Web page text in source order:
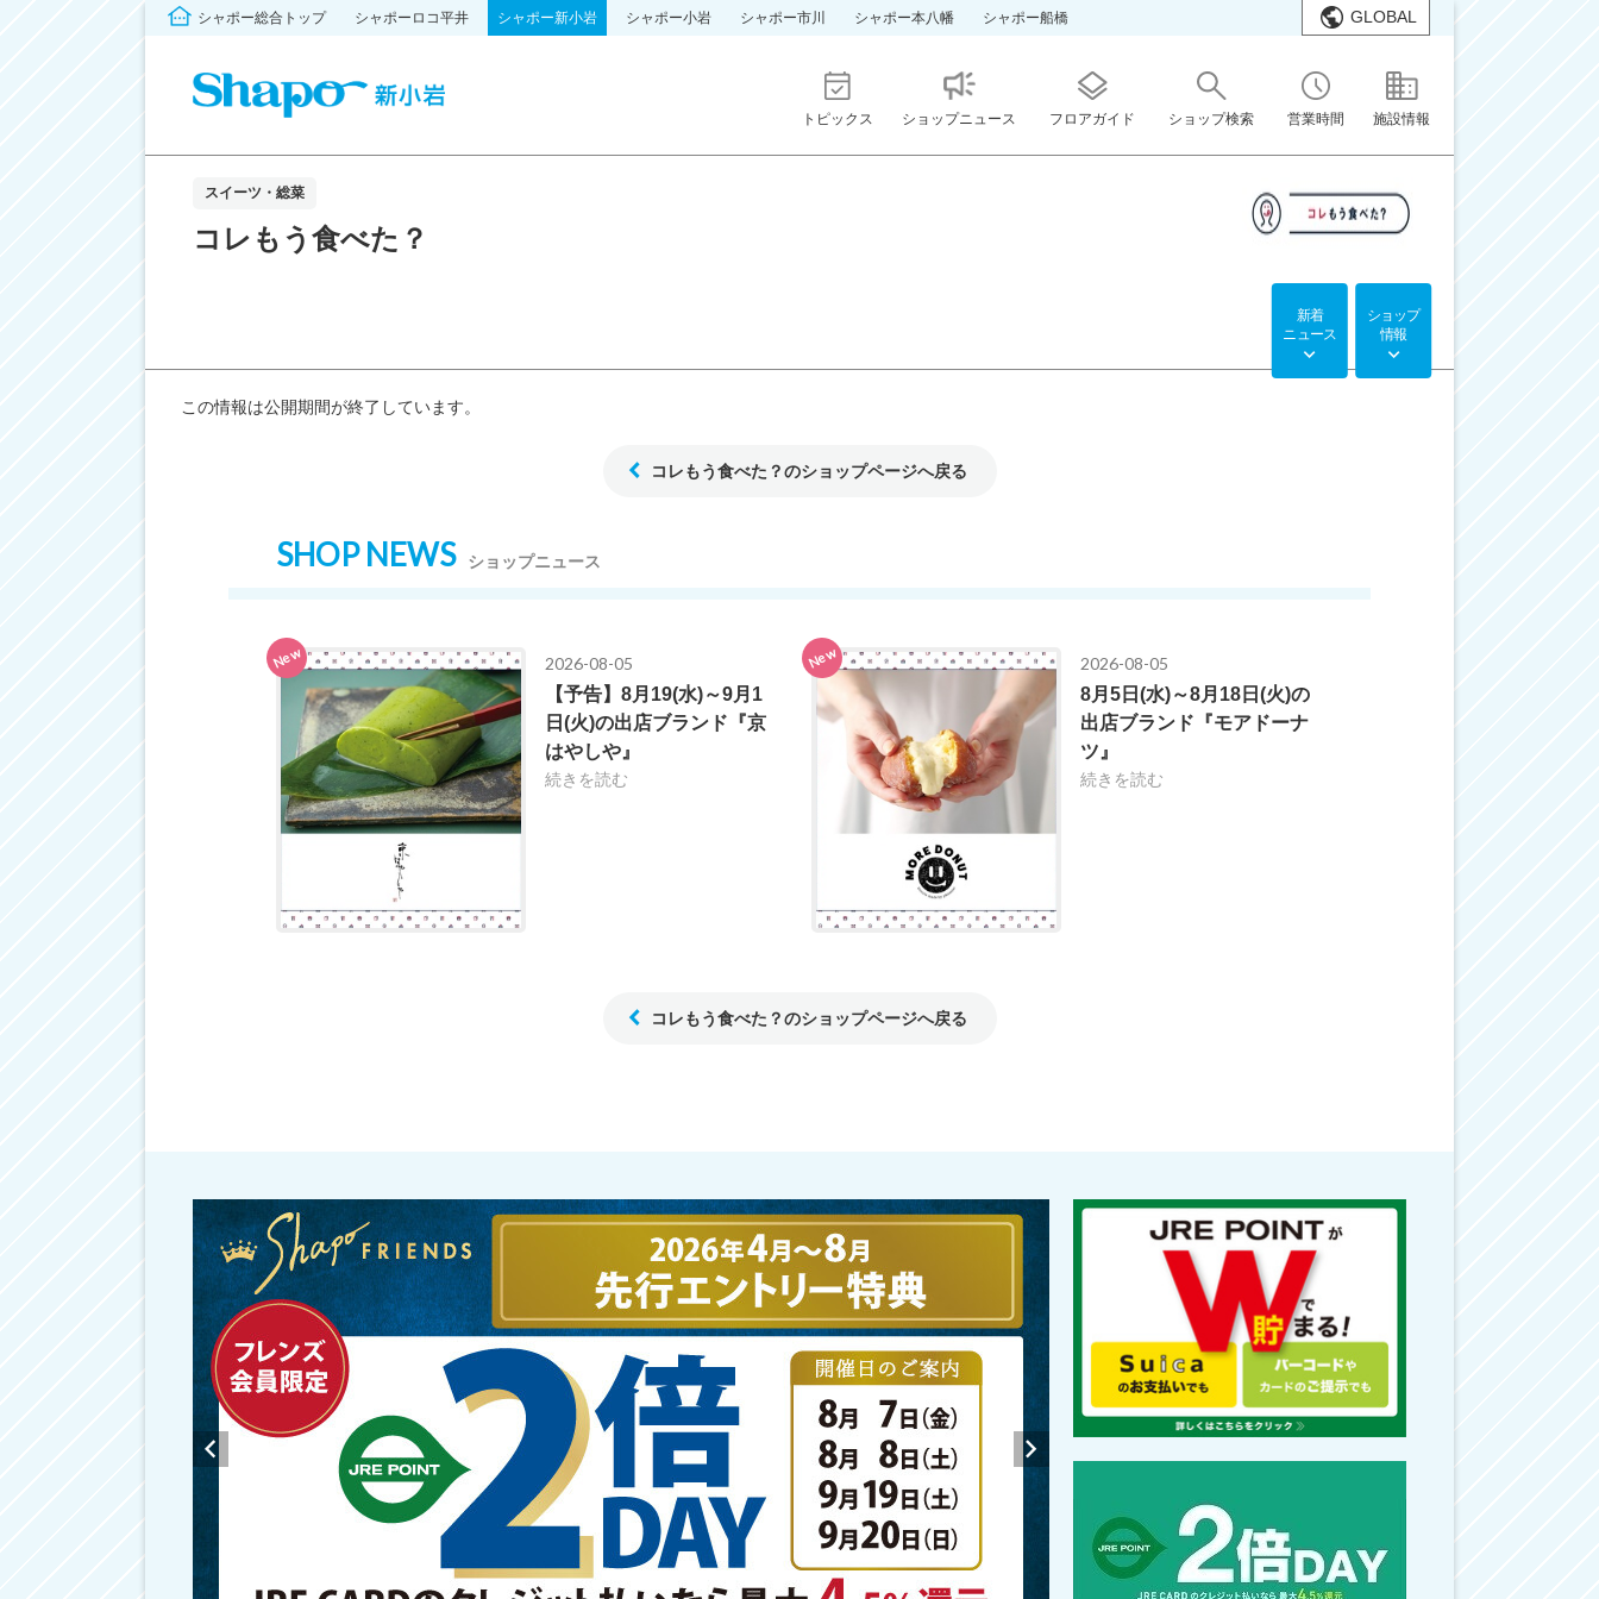
シャポー総合トップ シャポーロコ平井 シャポー新小岩 シャポー小岩 シャポー市川 シャポー本八幡 シャポー船橋 GLOBAL
トピックス ショップニュース フロアガイド ショップ検索 営業時間 施設情報
スイーツ・総菜
コレもう食べた？
新着
ニュース
ショップ
情報
この情報は公開期間が終了しています。
コレもう食べた？のショップページへ戻る
SHOP NEWS ショップニュース
New
2026-08-05
【予告】8月19(水)～9月1
日(火)の出店ブランド『京
はやしや』
続きを読む
New
2026-08-05
8月5日(水)～8月18日(火)の
出店ブランド『モアドーナ
ツ』
続きを読む
コレもう食べた？のショップページへ戻る